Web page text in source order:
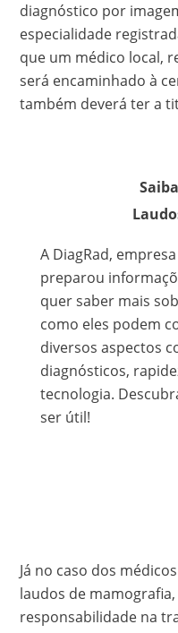
diagnóstico por
especialidade
que um médico local,
será encaminhado à
também deverá ter a
A DiagRad,
preparou
quer saber mais
como eles podem
diversos aspectos
diagnósticos,
tecnologia.
ser útil!
Já no caso dos
laudos de
responsabilidade na